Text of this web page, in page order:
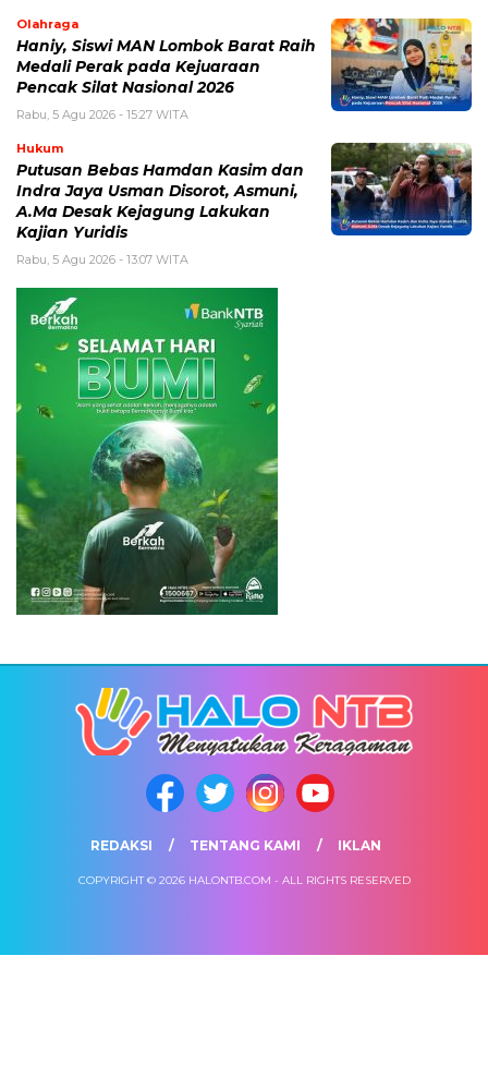
Olahraga
Haniy, Siswi MAN Lombok Barat Raih
Medali Perak pada Kejuaraan
Pencak Silat Nasional 2026
Rabu, 5 Agu 2026 - 15:27 WITA
Hukum
Putusan Bebas Hamdan Kasim dan
Indra Jaya Usman Disorot, Asmuni,
A.Ma Desak Kejagung Lakukan
Kajian Yuridis
Rabu, 5 Agu 2026 - 13:07 WITA
REDAKSI TENTANG KAMI IKLAN
COPYRIGHT © 2026 HALONTB.COM - ALL RIGHTS RESERVED